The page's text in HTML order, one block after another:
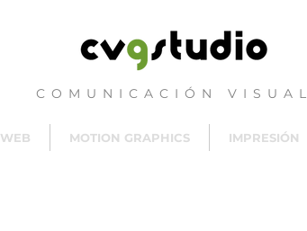
COMUNICACIÓN VISUAL
WEB MOTION GRAPHICS IMPRESIÓN